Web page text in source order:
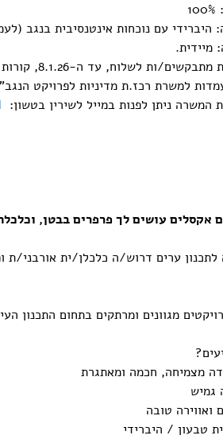
היברידי עם נוכחות אינטנסיבית בנגב
מיידית.
קורות חיים ומכתב נלווה המסביר מדוע את/ה מתאים/ה ומעוניין/ת במשרה (עד 300 מילים) למייל:
למשרת רכז.ת מדיניות לפרויקט
המשרה ניתן לפנות במייל לשירין בטשון:
אקסלים עושים לך פרפרים בבטן,
לתכנון ערים דרוש/ה כלכלן/ית אורבני/
מגוונים ומרתקים בתחום התכנון
מצמיחה, חכמה ומאתגרת
גמיש
ואווירה טובה
טבעון / היברידי